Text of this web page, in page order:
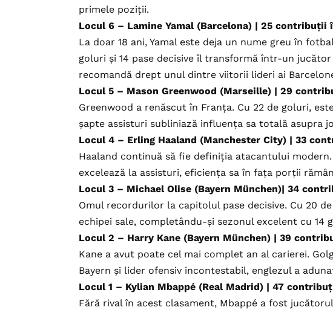
primele poziții.
Locul 6 – Lamine Yamal (Barcelona) | 25 contribuții
La doar 18 ani, Yamal este deja un nume greu în
goluri și 14 pase decisive îl transformă într-un
recomandă drept unul dintre viitorii lideri ai
Locul 5 – Mason Greenwood (Marseille) | 29
Greenwood a renăscut în Franța. Cu 22 de goluri,
șapte assisturi subliniază influența sa totală asupra
Locul 4 – Erling Haaland (Manchester City) | 33
Haaland continuă să fie definiția atacantului
excelează la assisturi, eficiența sa în fața porții
Locul 3 – Michael Olise (Bayern München)| 34
Omul recordurilor la capitolul pase decisive. Cu 20
echipei sale, completându-și sezonul excelent cu 14
Locul 2 – Harry Kane (Bayern München) | 39
Kane a avut poate cel mai complet an al carierei.
Bayern și lider ofensiv incontestabil, englezul a
Locul 1 – Kylian Mbappé (Real Madrid) | 47
Fără rival în acest clasament, Mbappé a fost